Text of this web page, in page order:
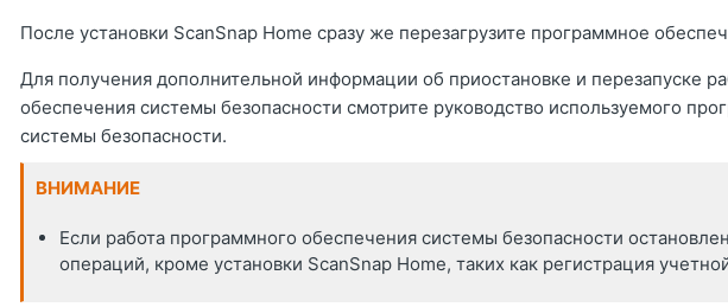
После установки ScanSnap Home сразу же перезагрузите программное
Для получения дополнительной информации об приостановке и перезапуске
обеспечения системы безопасности смотрите руководство используемого
системы безопасности.
ВНИМАНИЕ
Если работа программного обеспечения системы безопасности
операций, кроме установки ScanSnap Home, таких как регистрация